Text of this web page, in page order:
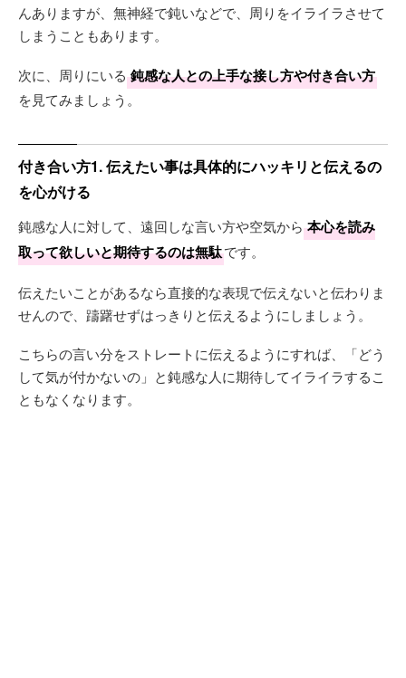
んありますが、無神経で鈍いなどで、周りをイライラさせて
しまうこともあります。
次に、周りにいる 鈍感な人との上手な接し方や付き合い方
を見てみましょう。
付き合い方1. 伝えたい事は具体的にハッキリと伝えるの
を心がける
鈍感な人に対して、遠回しな言い方や空気から 本心を読み
取って欲しいと期待するのは無駄です。
伝えたいことがあるなら直接的な表現で伝えないと伝わりま
せんので、躊躇せずはっきりと伝えるようにしましょう。
こちらの言い分をストレートに伝えるようにすれば、「どう
して気が付かないの」と鈍感な人に期待してイライラするこ
ともなくなります。